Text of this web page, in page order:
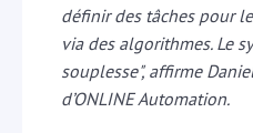
définir des tâches pour
via des algorithmes. Le
souplesse", affirme
d’ONLINE Automation.